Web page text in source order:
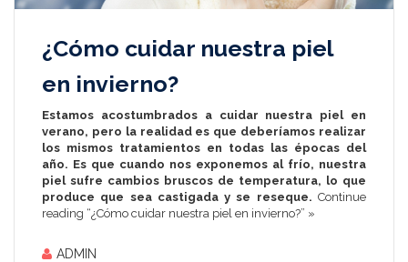
¿Cómo cuidar nuestra piel
en invierno?
Estamos acostumbrados a cuidar nuestra piel en
verano, pero la realidad es que deberíamos realizar
los mismos tratamientos en todas las épocas del
año. Es que cuando nos exponemos al frío, nuestra
piel sufre cambios bruscos de temperatura, lo que
produce que sea castigada y se reseque. Continue
reading “¿Cómo cuidar nuestra piel en invierno?” »
ADMIN